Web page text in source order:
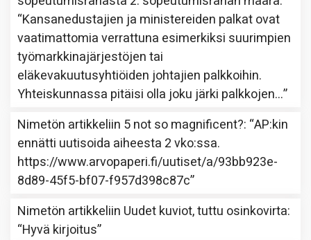
“Kansanedustajien ja ministereiden palkat ovat
vaatimattomia verrattuna esimerkiksi suurimpien
työmarkkinajärjestöjen tai
eläkevakuutusyhtiöiden johtajien palkkoihin.
Yhteiskunnassa pitäisi olla joku järki palkkojen…”
Nimetön artikkeliin 5 not so magnificent?: “AP:kin
ennätti uutisoida aiheesta 2 vko:ssa.
https://www.arvopaperi.fi/uutiset/a/93bb923e-
8d89-45f5-bf07-f957d398c87c”
Nimetön artikkeliin Uudet kuviot, tuttu osinkovirta:
“Hyvä kirjoitus”